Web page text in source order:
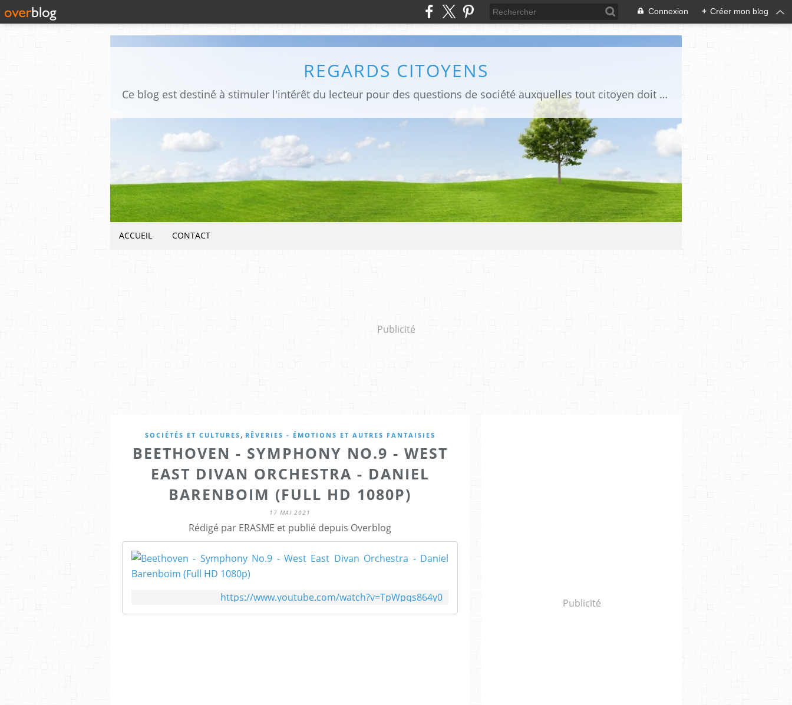
Connexion + Créer mon blog
REGARDS CITOYENS
Ce blog est destiné à stimuler l'intérêt du lecteur pour des questions de société auxquelles tout citoyen doit être en mesure d'apporter des réponses, individuelles ou collectives, en conscience et en responsabilité !
ACCUEIL CONTACT
Publicité
SOCIÉTÉS ET CULTURES , RÊVERIES - ÉMOTIONS ET AUTRES FANTAISIES
BEETHOVEN - SYMPHONY NO.9 - WEST
EAST DIVAN ORCHESTRA - DANIEL
BARENBOIM (FULL HD 1080P)
17 MAI 2021
Rédigé par ERASME et publié depuis Overblog
https://www.youtube.com/watch?v=TpWpqs864y0 Publicité